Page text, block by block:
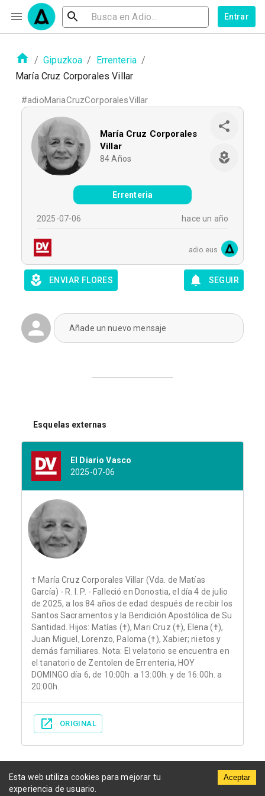
Entrar
Municipios
/ Gipuzkoa / Errenteria /
María Cruz Corporales Villar
#adioMariaCruzCorporalesVillar
María Cruz Corporales
Villar
84 Años
Errenteria
2025-07-06 hace un año
adio.eus
ENVIAR FLORES SEGUIR
Añade un nuevo mensaje
Esquelas externas
El Diario Vasco
2025-07-06
† María Cruz Corporales Villar (Vda. de Matías
García) - R. I. P. - Falleció en Donostia, el día 4 de julio
de 2025, a los 84 años de edad después de recibir los
Santos Sacramentos y la Bendición Apostólica de Su
Santidad. Hijos: Matías (†), Mari Cruz (†), Elena (†),
Juan Miguel, Lorenzo, Paloma (†), Xabier; nietos y
demás familiares. Nota: El velatorio se encuentra en
el tanatorio de Zentolen de Errenteria, HOY
DOMINGO día 6, de 10:00h. a 13:00h. y de 16:00h. a
20:00h.
ORIGINAL
Esta web utiliza cookies para mejorar tu
experiencia de usuario.
Aceptar